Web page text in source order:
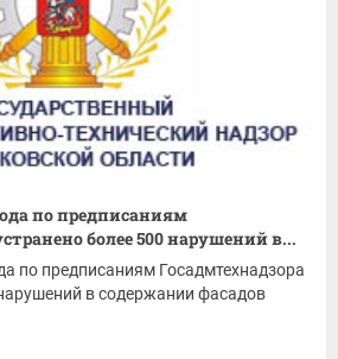
по предписаниям
более 500 нарушений в...
по предписаниям Госадмтехнадзора
в содержании фасадов